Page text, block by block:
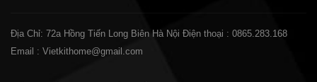
Địa Chỉ: 72a Hồng Tiến Long Biên Hà Nội Điện thoại : 0865.283.168
Email : Vietkithome@gmail.com